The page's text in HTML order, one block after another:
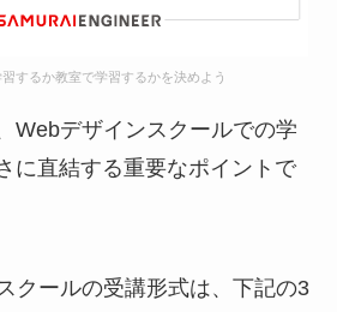
するか教室で学習するかを決めよう
Webデザインスクールでの学
に直結する重要なポイントで
クールの受講形式は、下記の3